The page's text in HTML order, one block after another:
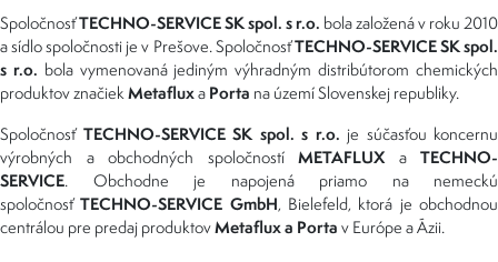
SpoločnosťTECHNO-SERVICE SK spol. s r.o. bola založená v roku 2010
a sídlo spoločnosti je v Prešove. SpoločnosťTECHNO-SERVICE SK spol.
s r.o. bola vymenovaná jediným výhradným distribútorom chemických
produktov značiekMetafluxa Porta na území Slovenskej republiky.
Spoločnosť TECHNO-SERVICE SK spol. s r.o. je súčasťou koncernu
výrobných a obchodných spoločností METAFLUXa TECHNO-
SERVICE. Obchodne je napojená priamo na nemeckú
spoločnosťTECHNO-SERVICE GmbH, Bielefeld, ktorá je obchodnou
centrálou pre predaj produktovMetaflux a Porta v Európe a Ázii.